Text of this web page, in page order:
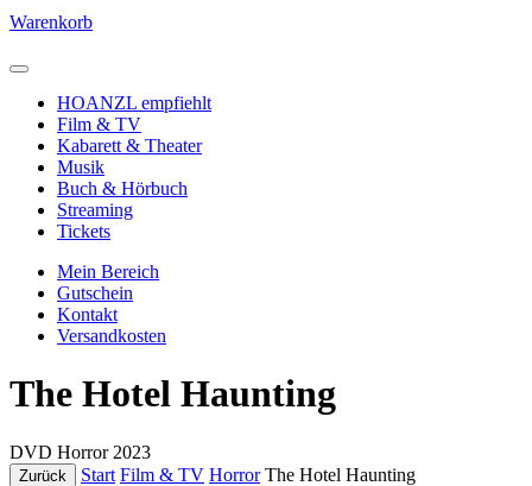
Warenkorb
HOANZL empfiehlt
Film & TV
Kabarett & Theater
Musik
Buch & Hörbuch
Streaming
Tickets
Mein Bereich
Gutschein
Kontakt
Versandkosten
The Hotel Haunting
DVD Horror 2023
Zurück Start Film & TV Horror The Hotel Haunting